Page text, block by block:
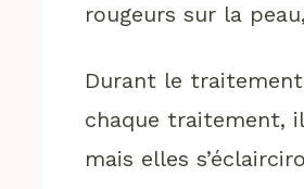
rougeurs sur la
Durant le
chaque traitement,
mais elles